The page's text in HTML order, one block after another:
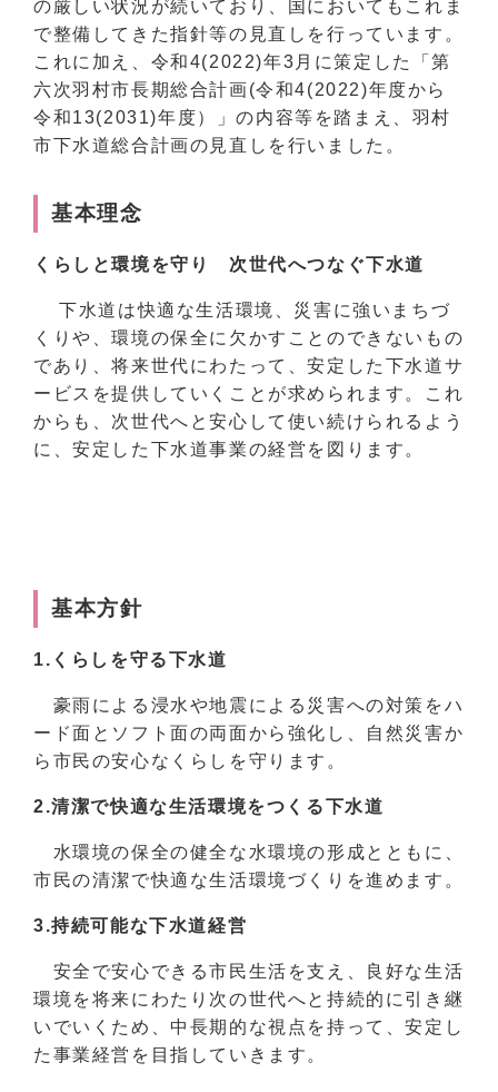
の厳しい状況が続いており、国においてもこれま
で整備してきた指針等の見直しを行っています。
これに加え、令和4(2022)年3月に策定した「第
六次羽村市長期総合計画(令和4(2022)年度から
令和13(2031)年度）」の内容等を踏まえ、羽村
市下水道総合計画の見直しを行いました。
基本理念
くらしと環境を守り 次世代へつなぐ下水道
下水道は快適な生活環境、災害に強いまちづ
くりや、環境の保全に欠かすことのできないもの
であり、将来世代にわたって、安定した下水道サ
ービスを提供していくことが求められます。これ
からも、次世代へと安心して使い続けられるよう
に、安定した下水道事業の経営を図ります。
基本方針
1.くらしを守る下水道
豪雨による浸水や地震による災害への対策をハ
ード面とソフト面の両面から強化し、自然災害か
ら市民の安心なくらしを守ります。
2.清潔で快適な生活環境をつくる下水道
水環境の保全の健全な水環境の形成とともに、
市民の清潔で快適な生活環境づくりを進めます。
3.持続可能な下水道経営
安全で安心できる市民生活を支え、良好な生活
環境を将来にわたり次の世代へと持続的に引き継
いでいくため、中長期的な視点を持って、安定し
た事業経営を目指していきます。